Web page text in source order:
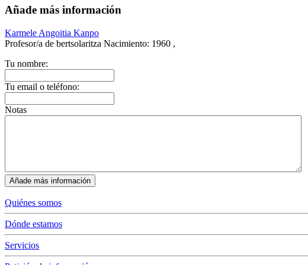
Añade más información
Karmele Angoitia Kanpo
Profesor/a de bertsolaritza Nacimiento: 1960 ,
Tu nombre:
Tu email o teléfono:
Notas
Quiénes somos
Dónde estamos
Servicios